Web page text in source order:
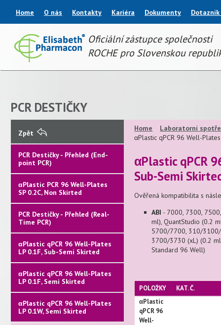
Home O nás Kontakty Kariéra Dokumenty
Oficiální zástupce společnosti
ROCHE pro Slovenskou
PCR DESTIČKY
Zpět
PCR Destičky - Přehled (End-
point PCR)
αPlastic PCR 96 Well-Plates
SP 0.2C, Non Skirted
PCR Destičky - Přehled (Real-
Time PCR)
αPlastic qPCR 96 Well-Plates
LP 0.1F, Sub-Semi Skirted
αPlastic qPCR 96 Well-Plates
LP 0.1F, Semi Skirted
αPlastic qPCR 96 Well-Plates
LP 0.1W, Semi Skirted
Home
Laboratorní
αPlastic qPCR 96 Well-
αPlastic qPCR
Sub-Semi
Ověřená kompatibilita s
ABI - 7000, 7300,
ml), QuantStudio (0.2
5700/7700, 310/
3700/3730 (xL) (0.2
Standard 96 Well)
POLOŽKY
KAT. Č.
αPlastic
qPCR 96
Well-